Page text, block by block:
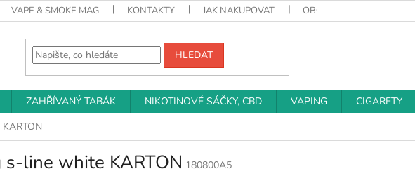
VAPE & SMOKE MAG KONTAKTY JAK NAKUPOVAT OBCHODNÍ PODMÍNKY
HLEDAT
ZAHŘÍVANÝ TABÁK NIKOTINOVÉ SÁČKY, CBD VAPING CIGARETY
s-line white KARTON 180800A5